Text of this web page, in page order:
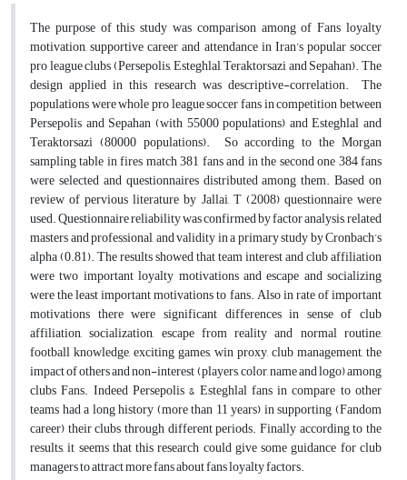
The purpose of this study was comparison among of Fans loyalty
motivation, supportive career and attendance in Iran’s popular soccer
pro league clubs (Persepolis, Esteghlal, Teraktorsazi and Sepahan). The
design applied in this research was descriptive-correlation. The
populations were whole pro league soccer fans in competition between
Persepolis and Sepahan (with 55000 populations) and Esteghlal and
Teraktorsazi (80000 populations). So according to the Morgan
sampling table in fires match 381 fans and in the second one 384 fans
were selected and questionnaires distributed among them. Based on
review of pervious literature by Jallai, T (2008) questionnaire were
used. Questionnaire reliability was confirmed by factor analysis, related
masters and professional, and validity in a primary study by Cronbach’s
alpha (0.81). The results showed that team interest and club affiliation
were two important loyalty motivations and escape and socializing
were the least important motivations to fans. Also in rate of important
motivations there were significant differences in sense of club
affiliation, socialization, escape from reality and normal routine,
football knowledge, exciting games, win proxy, club management, the
impact of others and non-interest (players, color, name and logo) among
clubs Fans. Indeed Persepolis & Esteghlal fans in compare to other
teams had a long history (more than 11 years) in supporting (Fandom
career) their clubs through different periods. Finally according to the
results, it seems that this research could give some guidance for club
managers to attract more fans about fans loyalty factors.